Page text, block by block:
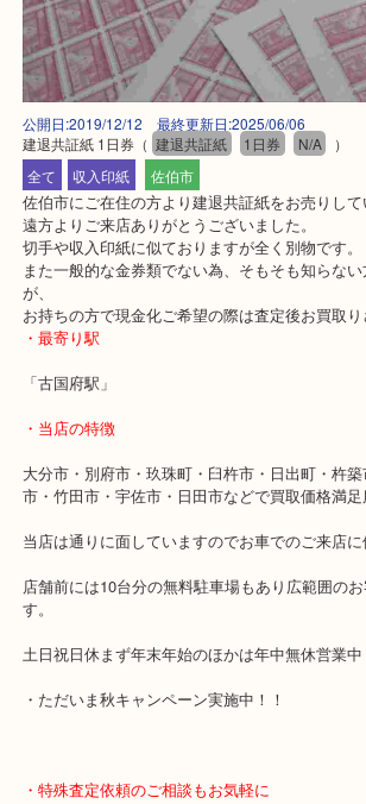
公開日:2019/12/12 最終更新日:2025/06/06
建退共証紙 1日券（ 建退共証紙 1日券 N/A
全て
収入印紙 佐伯市
佐伯市にご在住の方より建退共証紙をお売り
切手や収入印紙に似ておりますが全く別物です
が、
・最寄り駅
・当店の特徴
大分市・別府市・玖珠町・臼杵市・日出町
市・竹田市・宇佐市・日田市などで買取価格
当店は通りに面していますのでお車でのご来